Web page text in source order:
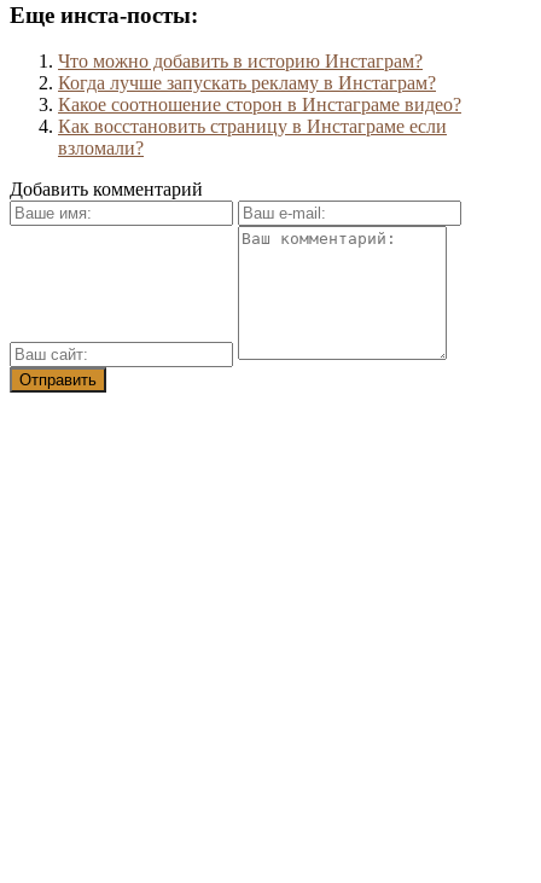
Еще инста-посты:
Что можно добавить в историю Инстаграм?
Когда лучше запускать рекламу в Инстаграм?
Какое соотношение сторон в Инстаграме видео?
Как восстановить страницу в Инстаграме если
взломали?
Добавить комментарий